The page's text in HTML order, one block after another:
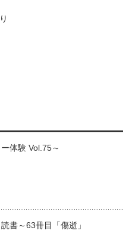
体験 Vol.75～
書～63冊目「傷逝」